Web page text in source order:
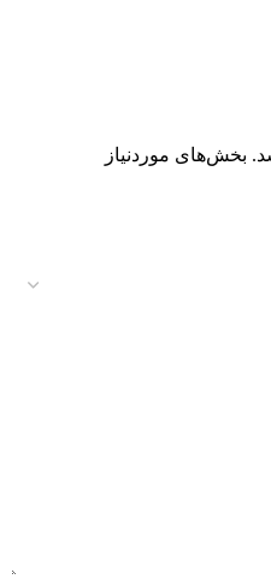
بخش‌های موردنیاز